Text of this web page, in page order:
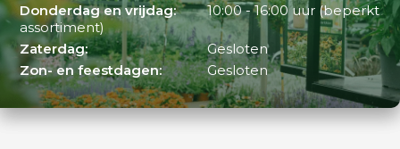
Donderdag en vrijdag:
10:00 - 16:00 uur (beperkt
assortiment)
Zaterdag:
Gesloten
Zon- en feestdagen:
Gesloten